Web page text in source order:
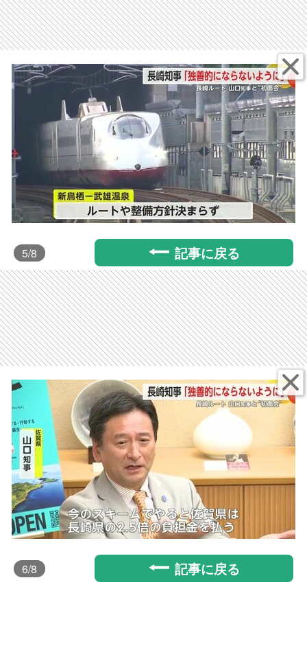
5/8 記事に戻る
6/8 記事に戻る